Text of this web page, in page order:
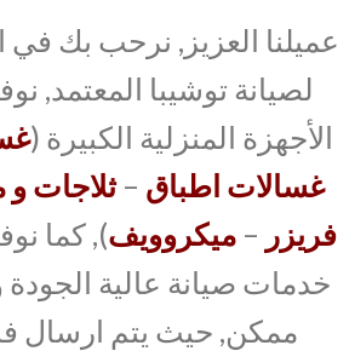
عميلنا العزيز, نرحب بك
لصيانة توشيبا المعتمد,
الأجهزة المنزلية الكبيرة (
غسالات اطباق –ثلاجات
فريزر – ميكروويف), كما
خدمات صيانة عالية
ممكن, حيث يتم ارسال